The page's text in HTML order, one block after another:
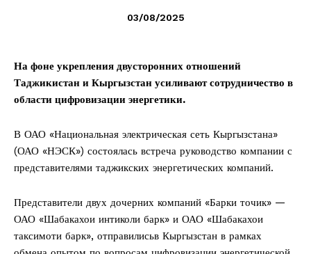
03/08/2025
На фоне укрепления двусторонних отношений
Таджикистан и Кыргызстан усиливают сотрудничество в
области цифровизации энергетики.
В ОАО «Национальная электрическая сеть Кыргызстана»
(ОАО «НЭСК») состоялась встреча руководство компании с
представителями таджикских энергетических компаний.
Представители двух дочерних компаний «Барки точик» —
ОАО «Шабакахои интиколи барк» и ОАО «Шабакахои
таксимоти барк», отправилисьв Кыргызстан в рамках